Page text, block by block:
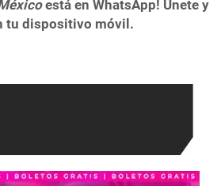
está en WhatsApp! Únete y
tu dispositivo móvil.